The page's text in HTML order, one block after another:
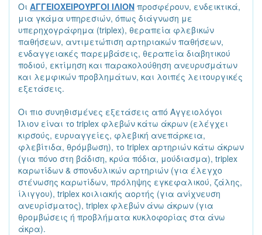
Οι ΑΓΓΕΙΟΧΕΙΡΟΥΡΓΟΙ ΙΛΙΟΝ προσφέρουν, ενδεικτικά,
μια γκάμα υπηρεσιών, όπως διάγνωση με
υπερηχογράφημα (triplex), θεραπεία φλεβικών
παθήσεων, αντιμετώπιση αρτηριακών παθήσεων,
ενδαγγειακές παρεμβάσεις, θεραπεία διαβητικού
ποδιού, εκτίμηση και παρακολούθηση ανευρυσμάτων
και λεμφικών προβλημάτων, και λοιπές λειτουργικές
εξετάσεις.
Οι πιο συνηθισμένες εξετάσεις από Αγγειολόγοι
Ίλιον είναι το triplex φλεβών κάτω άκρων (ελέγχει
κιρσούς, ευρυαγγείες, φλεβική ανεπάρκεια,
φλεβίτιδα, θρόμβωση), το triplex αρτηριών κάτω άκρων
(για πόνο στη βάδιση, κρύα πόδια, μούδιασμα), triplex
καρωτίδων & σπονδυλικών αρτηριών (για έλεγχο
στένωσης καρωτίδων, πρόληψης εγκεφαλικού, ζάλης,
ίλιγγου), triplex κοιλιακής αορτής (για ανίχνευση
ανευρίσματος), triplex φλεβών άνω άκρων (για
θρομβώσεις ή προβλήματα κυκλοφορίας στα άνω
άκρα).